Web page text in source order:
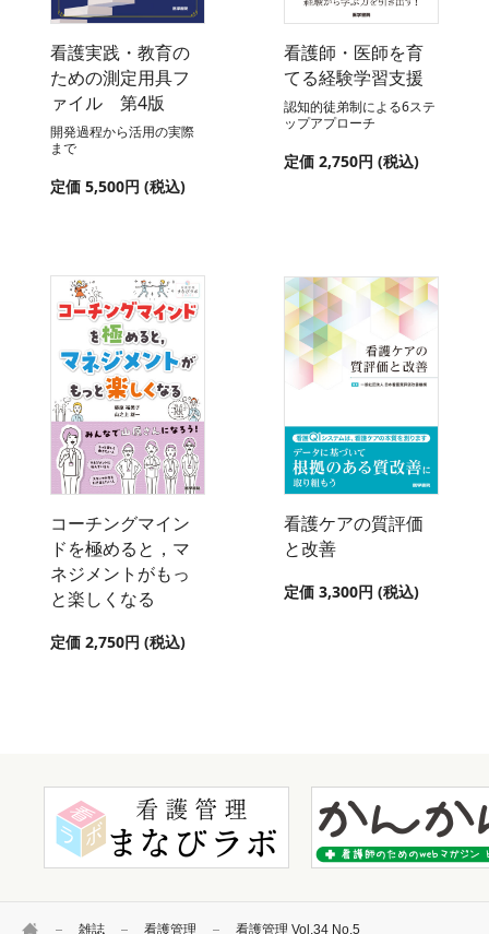
HOME 雑誌 看護管理 看護管理 Vol.34 No.5
看護実践・教育の
ための測定用具フ
ァイル 第4版
開発過程から活用の実際
まで
定価 5,500円 (税込)
看護師・医師を育
てる経験学習支援
認知的徒弟制による6ステ
ップアプローチ
定価 2,750円 (税込)
コーチングマイン
ドを極めると，マ
ネジメントがもっ
と楽しくなる
定価 2,750円 (税込)
看護ケアの質評価
と改善
定価 3,300円 (税込)